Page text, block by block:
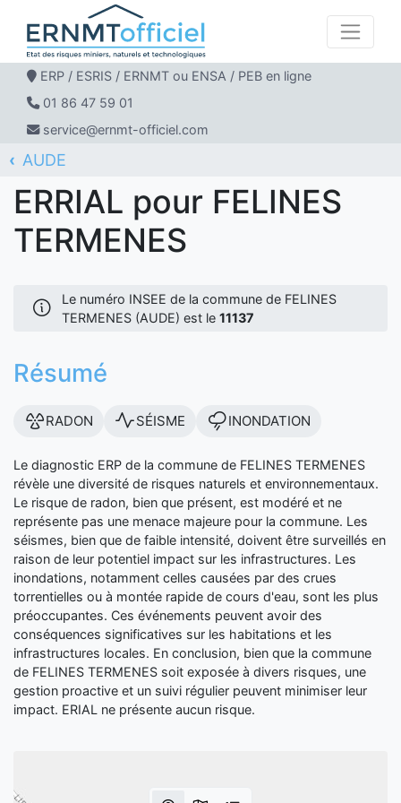
ERP / ESRIS / ERNMT ou ENSA / PEB en ligne
01 86 47 59 01
service@ernmt-officiel.com
ERNMT Officiel
ERRIAL
AUDE
FELINES TERMENES
ERRIAL pour FELINES
TERMENES
Le numéro INSEE de la commune de FELINES
TERMENES (AUDE) est le 11137
Résumé
RADON SÉISME INONDATION
Le diagnostic ERP de la commune de FELINES TERMENES
révèle une diversité de risques naturels et environnementaux.
Le risque de radon, bien que présent, est modéré et ne
représente pas une menace majeure pour la commune. Les
séismes, bien que de faible intensité, doivent être surveillés en
raison de leur potentiel impact sur les infrastructures. Les
inondations, notamment celles causées par des crues
torrentielles ou à montée rapide de cours d'eau, sont les plus
préoccupantes. Ces événements peuvent avoir des
conséquences significatives sur les habitations et les
infrastructures locales. En conclusion, bien que la commune
de FELINES TERMENES soit exposée à divers risques, une
gestion proactive et un suivi régulier peuvent minimiser leur
impact. ERIAL ne présente aucun risque.